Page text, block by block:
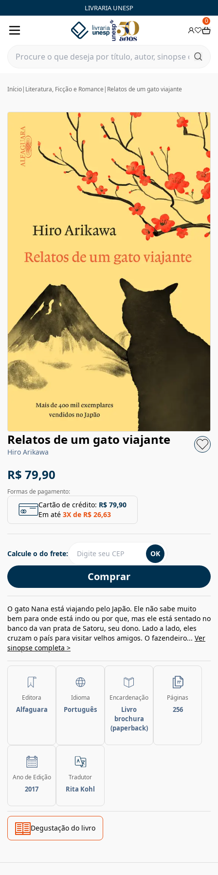
LIVRARIA UNESP
0
Início| Literatura, Ficção e Romance | Relatos de um gato viajante
Relatos de um gato viajante
Hiro Arikawa
R$ 79,90
Formas de pagamento:
Cartão de crédito: R$ 79,90
Em até 3X de R$ 26,63
Comprar
Calcule o do frete: OK
O gato Nana está viajando pelo Japão. Ele não sabe muito
bem para onde está indo ou por que, mas ele está sentado no
banco da van prata de Satoru, seu dono. Lado a lado, eles
cruzam o país para visitar velhos amigos. O fazendeiro... Ver
sinopse completa >
Editora
Alfaguara
Idioma
Português
Encardenação
Livro
brochura
(paperback)
Páginas
256
Ano de Edição
2017
Tradutor
Rita Kohl
Degustação do livro